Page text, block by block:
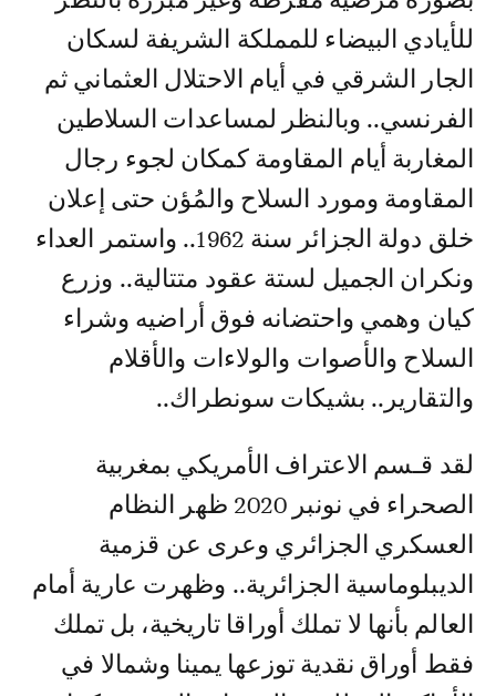
للأيادي البيضاء للمملكة الشريفة لسكان
الجار الشرقي في أيام الاحتلال العثماني ثم
الفرنسي.. وبالنظر لمساعدات السلاطين
المغاربة أيام المقاومة كمكان لجوء رجال
المقاومة ومورد السلاح والمُؤن حتى إعلان
خلق دولة الجزائر سنة 1962.. واستمر العداء
ونكران الجميل لستة عقود متتالية.. وزرع
كيان وهمي واحتضانه فوق أراضيه وشراء
السلاح والأصوات والولاءات والأقلام
والتقارير.. بشيكات سونطراك..
لقد قـسم الاعتراف الأمريكي بمغربية
الصحراء في نونبر 2020 ظهر النظام
العسكري الجزائري وعرى عن قزمية
الديبلوماسية الجزائرية.. وظهرت عارية أمام
العالم بأنها لا تملك أوراقا تاريخية، بل تملك
فقط أوراق نقدية توزعها يمينا وشمالا في